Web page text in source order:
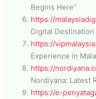
Begins Here”
https://
Digital
https://
Experience in
https://
Nordiyana: Latest
https://e-